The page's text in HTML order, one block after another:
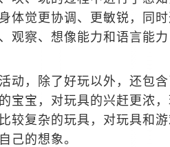
体觉更协调、更敏锐，同
观察、想像能力和语言能
，除了好玩以外，还包含
宝宝，对玩具的兴赶更浓
较复杂的玩具，对玩具和
己的想象。